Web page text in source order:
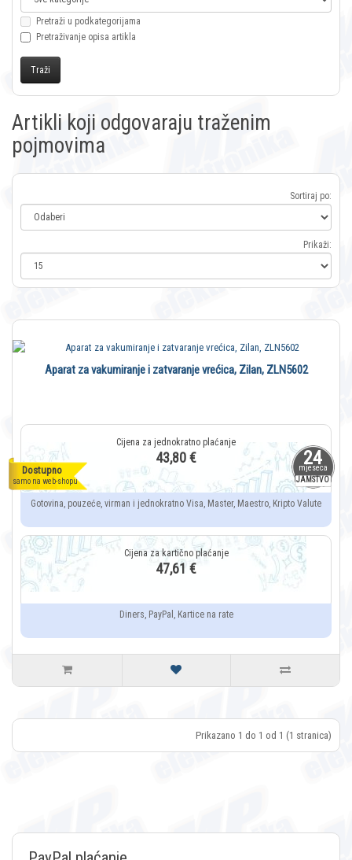
Pretraži u podkategorijama
Pretraživanje opisa artikla
Artikli koji odgovaraju traženim
pojmovima
Sortiraj po:
Prikaži:
24
mjeseca
JAMSTVO
Dostupno
samo na web-shopu
Aparat za vakumiranje i zatvaranje vrećica, Zilan, ZLN5602
43,80 €
Gotovina, pouzeće, virman i jednokratno Visa, Master, Maestro, Kripto Valute
47,61 €
Diners, PayPal, Kartice na rate
Prikazano 1 do 1 od 1 (1 stranica)